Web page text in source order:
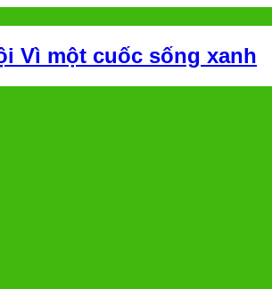
Vì một cuốc sống xanh